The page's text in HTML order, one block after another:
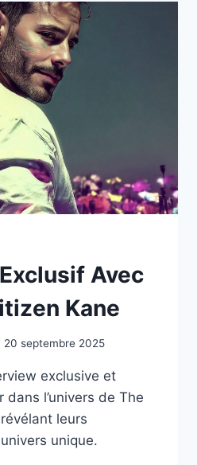
Avec
Kane
20 septembre 2025
exclusive et
l’univers de The
leurs
unique.